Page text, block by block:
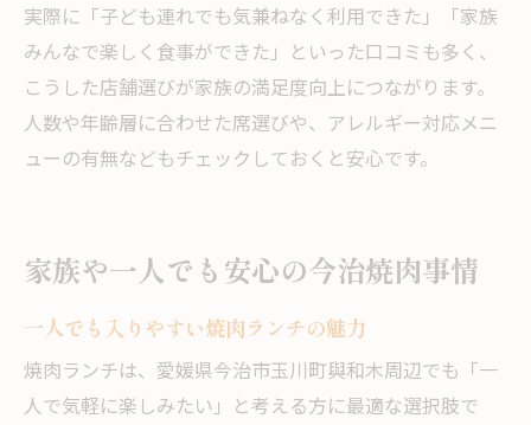
実際に「子ども連れでも気兼ねなく利用できた」「家族
みんなで楽しく食事ができた」といった口コミも多く、
こうした店舗選びが家族の満足度向上につながります。
人数や年齢層に合わせた席選びや、アレルギー対応メニ
ューの有無などもチェックしておくと安心です。
家族や一人でも安心の今治焼肉事情
一人でも入りやすい焼肉ランチの魅力
焼肉ランチは、愛媛県今治市玉川町與和木周辺でも「一
人で気軽に楽しみたい」と考える方に最適な選択肢で